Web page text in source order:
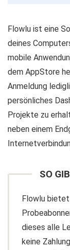
Flowlu ist eine
deines
mobile
dem AppStore
Anmeldung
persönliches
Projekte zu
neben einem
SO
Flowlu
dieses alle
keine